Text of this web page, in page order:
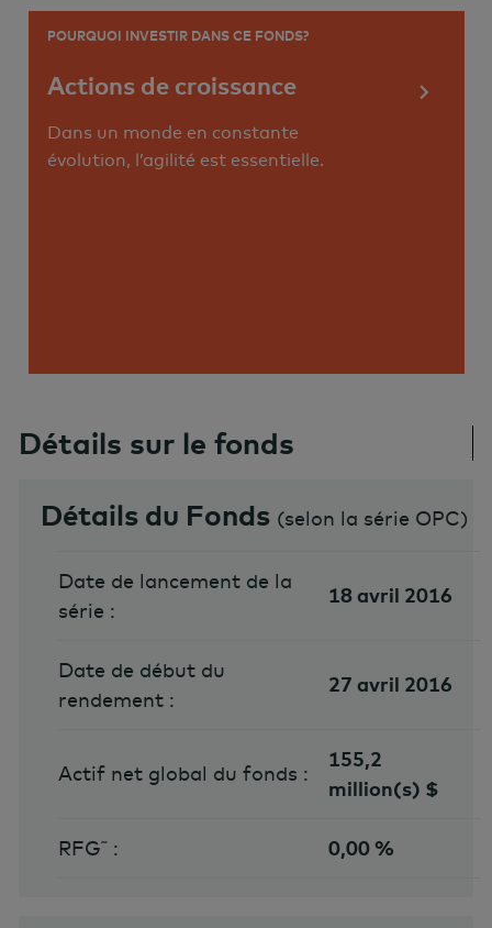
POURQUOI INVESTIR DANS CE FONDS?
Actions de croissance
Dans un monde en constante
évolution, l’agilité est essentielle.
Détails sur le fonds
Détails du Fonds (selon la série OPC)
Date de lancement de la
série :
18 avril 2016
Date de début du
rendement :
27 avril 2016
Actif net global du fonds :
155,2
million(s) $
RFG˜ : 0,00 %